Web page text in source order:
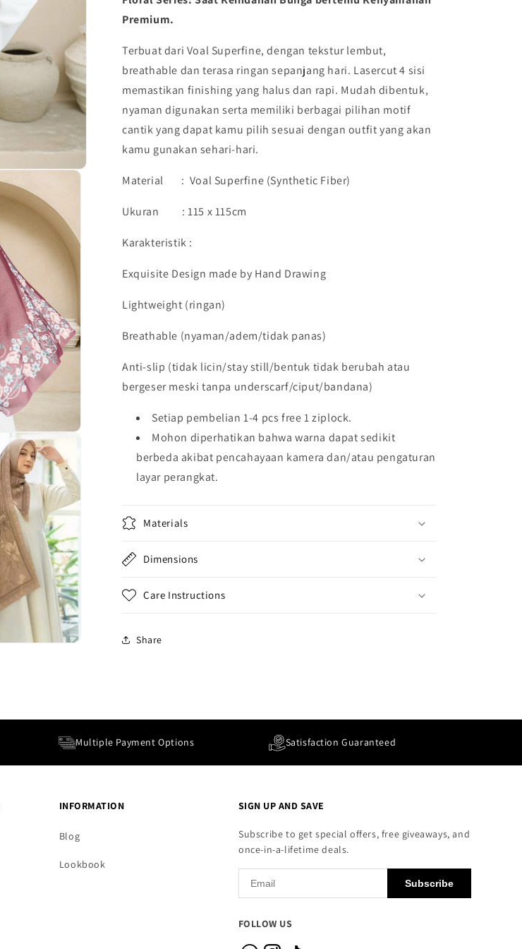
ISMAYA
|
ISMAYA
Premium.
Terbuat dari Voal Superfine, dengan tekstur lembut,
breathable dan terasa ringan sepanjang hari. Lasercut 4 sisi
memastikan finishing yang halus dan rapi. Mudah dibentuk,
nyaman digunakan serta memiliki berbagai pilihan motif
cantik yang dapat kamu pilih sesuai dengan outfit yang akan
kamu gunakan sehari-hari.
Material : Voal Superfine (Synthetic Fiber)
Ukuran : 115 x 115cm
Karakteristik :
Exquisite Design made by Hand Drawing
Lightweight (ringan)
Breathable (nyaman/adem/tidak panas)
Anti-slip (tidak licin/stay still/bentuk tidak berubah atau
bergeser meski tanpa underscarf/ciput/bandana)
Setiap pembelian 1-4 pcs free 1 ziplock.
Mohon diperhatikan bahwa warna dapat sedikit
berbeda akibat pencahayaan kamera dan/atau pengaturan
layar perangkat.
Materials
Dimensions
Care Instructions
Share
Multiple Payment Options Satisfaction Guaranteed
INFORMATION
Blog
Lookbook
SIGN UP AND SAVE
Subscribe to get special offers, free giveaways, and
once-in-a-lifetime deals.
Subscribe
FOLLOW US